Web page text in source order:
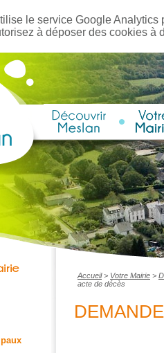
le service Google
à déposer des cookies
Accueil> Votre Mairie >
acte de décès